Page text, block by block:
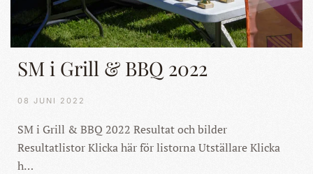
SM i Grill & BBQ 2022
08 JUNI 2022
SM i Grill & BBQ 2022 Resultat och bilder
Resultatlistor Klicka här för listorna Utställare Klicka
h…